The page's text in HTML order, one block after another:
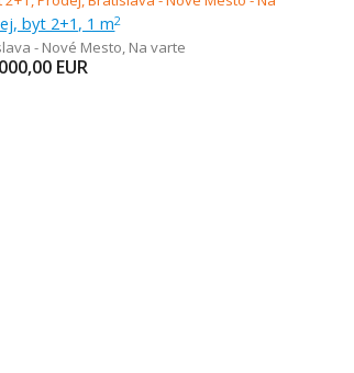
byt 2+1, 1 m2
- Nové Mesto, Na varte
EUR